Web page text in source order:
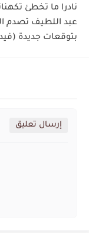
نادرا ما تخطئ
عبد اللطيف تصدم
بتوقعات جديدة
إرسال تعليق